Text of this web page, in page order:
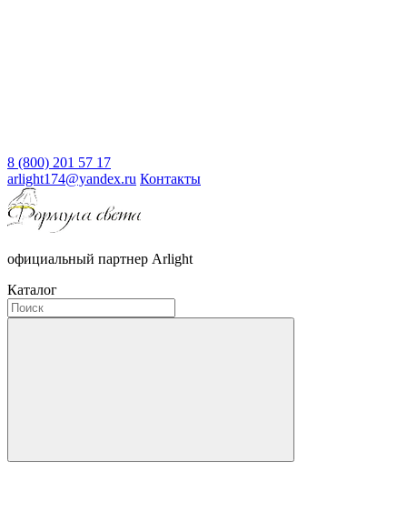
8 (800) 201 57 17
arlight174@yandex.ru Контакты
официальный партнер Arlight
Каталог